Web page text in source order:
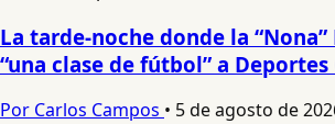
La tarde-noche donde la
“una clase de fútbol” a
Por Carlos Campos • 5 de agosto de